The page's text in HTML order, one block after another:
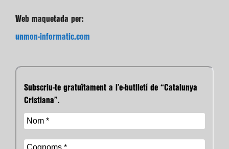
Web maquetada per:
unmon-informatic.com
Subscriu-te gratuïtament a l’e-butlletí de “Catalunya
Cristiana”.